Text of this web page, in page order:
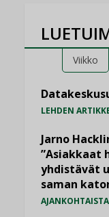
Viikko
LEHDEN
Jarno
”Asiakkaat
yhdistävät
saman
AJANKOHTAISTA